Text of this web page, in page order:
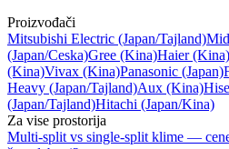
Proizvođači
Mitsubishi Electric (Japan/Tajland)
(Japan/Ceska)Gree (Kina)Haier (Kina)
(Kina)Vivax (Kina)Panasonic (Japan)
Heavy (Japan/Tajland)Aux (Kina)
(Japan/Tajland)Hitachi (Japan/Kina)
Za vise prostorija
Multi-split vs single-split klime —